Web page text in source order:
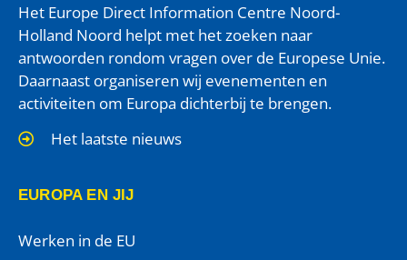
Het Europe Direct Information Centre Noord-
Holland Noord helpt met het zoeken naar
antwoorden rondom vragen over de Europese Unie.
Daarnaast organiseren wij evenementen en
activiteiten om Europa dichterbij te brengen.
Het laatste nieuws
EUROPA EN JIJ
Werken in de EU